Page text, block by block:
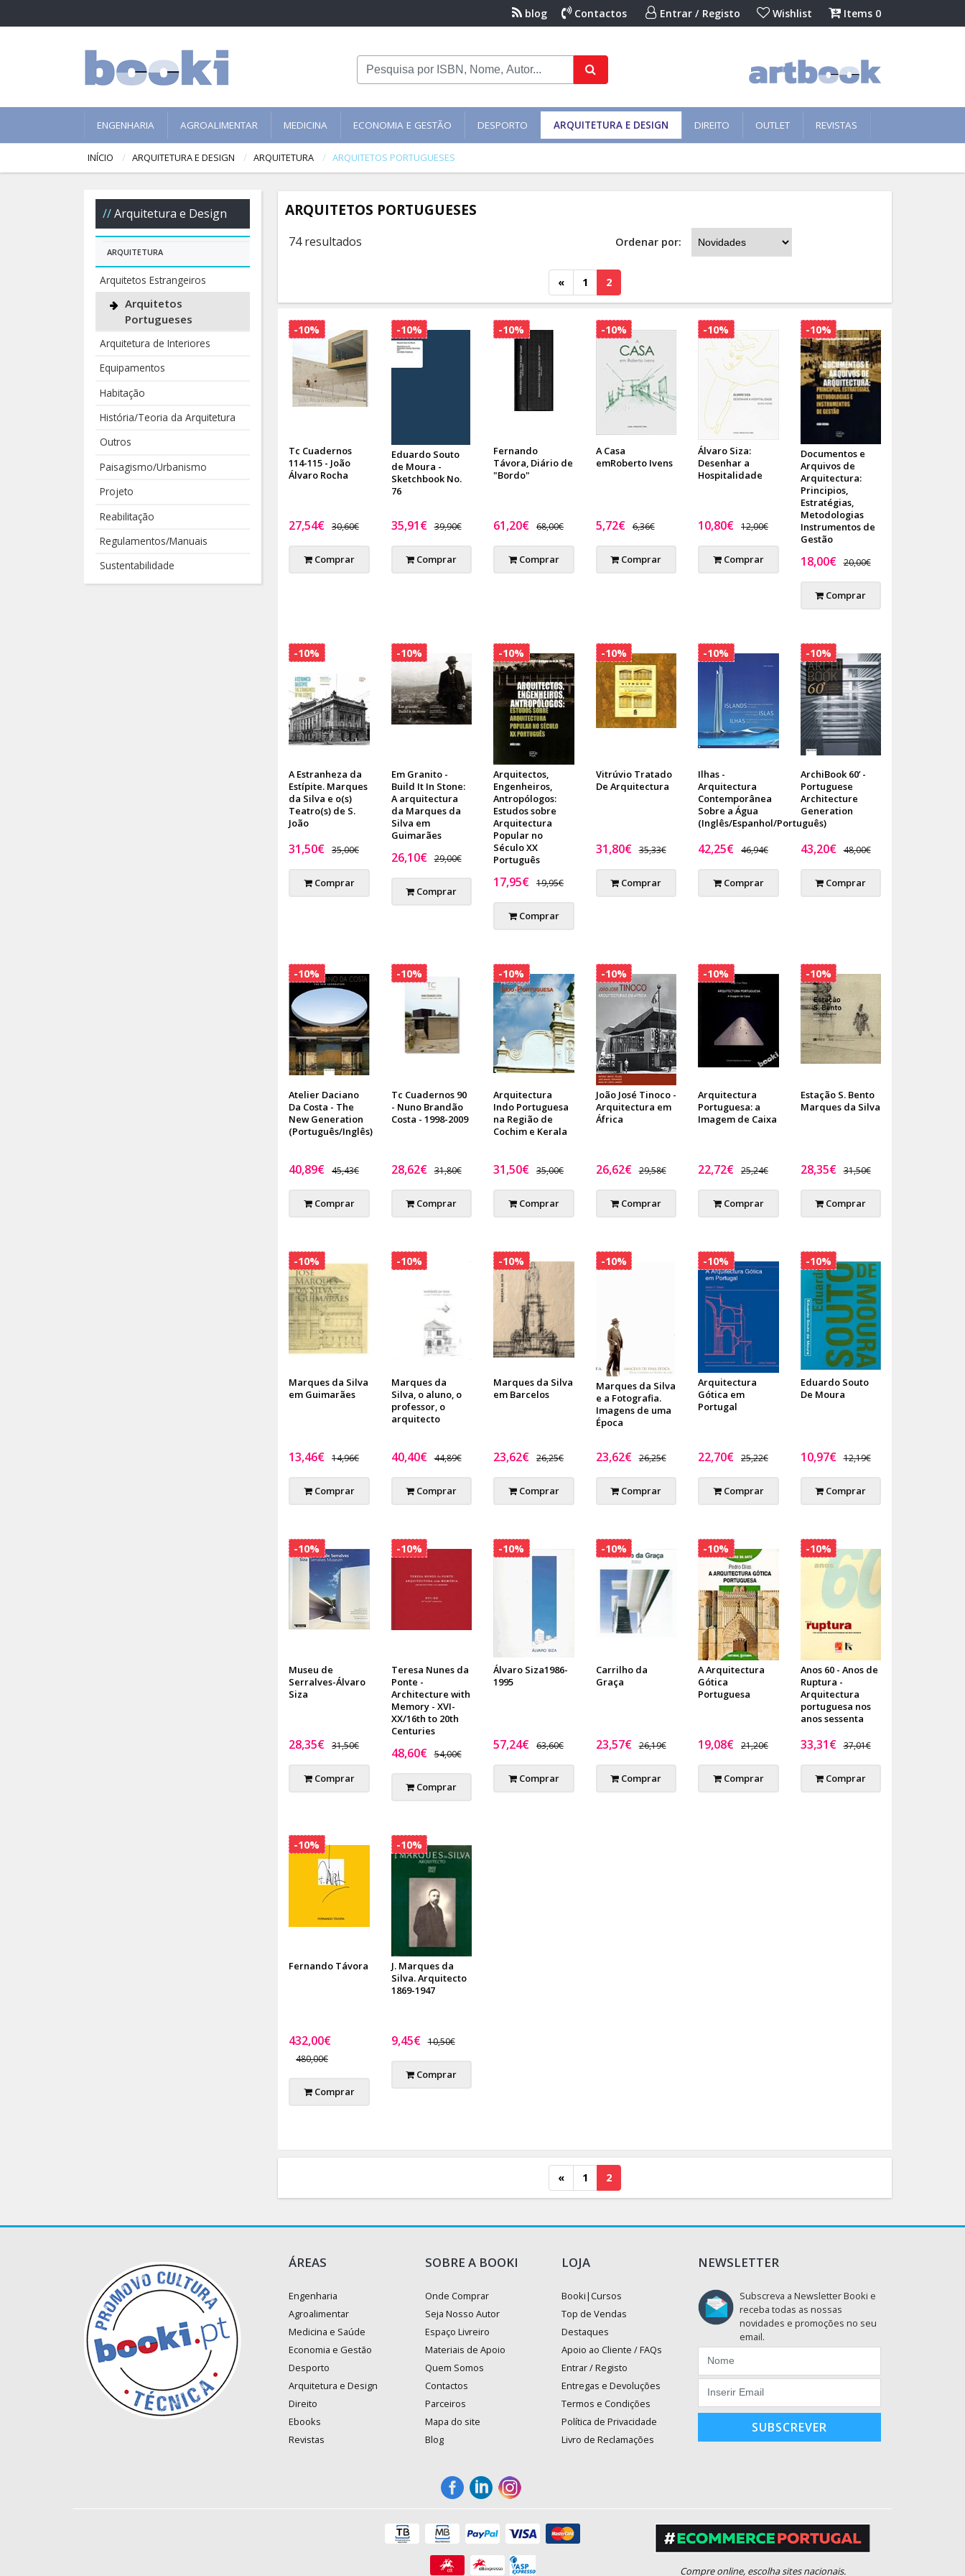
blog Contactos Entrar / Registo Wishlist Items 0
ENGENHARIA AGROALIMENTAR MEDICINA ECONOMIA E GESTÃO DESPORTO ARQUITETURA E DESIGN DIREITO OUTLET REVISTAS
INÍCIO ARQUITETURA E DESIGN ARQUITETURA ARQUITETOS PORTUGUESES
ARQUITETOS PORTUGUESES
74 resultados Ordenar por:
« 1 2
Tc Cuadernos
114-115 - João
Álvaro Rocha
27,54€ 30,60€
Comprar
-10%
Eduardo Souto
de Moura -
Sketchbook No.
76
35,91€ 39,90€
Comprar
-10%
Fernando
Távora, Diário de
"Bordo"
61,20€ 68,00€
Comprar
-10%
A Casa
emRoberto Ivens
5,72€ 6,36€
Comprar
-10%
Álvaro Siza:
Desenhar a
Hospitalidade
10,80€ 12,00€
Comprar
-10%
Documentos e
Arquivos de
Arquitectura:
Principios,
Estratégias,
Metodologias
Instrumentos de
Gestão
18,00€ 20,00€
Comprar
-10%
A Estranheza da
Estípite. Marques
da Silva e o(s)
Teatro(s) de S.
João
31,50€ 35,00€
Comprar
-10%
Em Granito -
Build It In Stone:
A arquitectura
da Marques da
Silva em
Guimarães
26,10€ 29,00€
Comprar
-10%
Arquitectos,
Engenheiros,
Antropólogos:
Estudos sobre
Arquitectura
Popular no
Século XX
Português
17,95€ 19,95€
Comprar
-10%
Vitrúvio Tratado
De Arquitectura
31,80€ 35,33€
Comprar
-10%
Ilhas -
Arquitectura
Contemporânea
Sobre a Água
(Inglês/Espanhol/Português)
42,25€ 46,94€
Comprar
-10%
ArchiBook 60’ -
Portuguese
Architecture
Generation
43,20€ 48,00€
Comprar
-10%
Atelier Daciano
Da Costa - The
New Generation
(Português/Inglês)
40,89€ 45,43€
Comprar
-10%
Tc Cuadernos 90
- Nuno Brandão
Costa - 1998-2009
28,62€ 31,80€
Comprar
-10%
Arquitectura
Indo Portuguesa
na Região de
Cochim e Kerala
31,50€ 35,00€
Comprar
-10%
João José Tinoco -
Arquitectura em
África
26,62€ 29,58€
Comprar
-10%
Arquitectura
Portuguesa: a
Imagem de Caixa
22,72€ 25,24€
Comprar
-10%
Estação S. Bento
Marques da Silva
28,35€ 31,50€
Comprar
-10%
Marques da Silva
em Guimarães
13,46€ 14,96€
Comprar
-10%
Marques da
Silva, o aluno, o
professor, o
arquitecto
40,40€ 44,89€
Comprar
-10%
Marques da Silva
em Barcelos
23,62€ 26,25€
Comprar
-10%
Marques da Silva
e a Fotografia.
Imagens de uma
Época
23,62€ 26,25€
Comprar
-10%
Arquitectura
Gótica em
Portugal
22,70€ 25,22€
Comprar
-10%
Eduardo Souto
De Moura
10,97€ 12,19€
Comprar
-10%
Museu de
Serralves-Álvaro
Siza
28,35€ 31,50€
Comprar
-10%
Teresa Nunes da
Ponte -
Architecture with
Memory - XVI-
XX/16th to 20th
Centuries
48,60€ 54,00€
Comprar
-10%
Álvaro Siza1986-
1995
57,24€ 63,60€
Comprar
-10%
Carrilho da
Graça
23,57€ 26,19€
Comprar
-10%
A Arquitectura
Gótica
Portuguesa
19,08€ 21,20€
Comprar
-10%
Anos 60 - Anos de
Ruptura -
Arquitectura
portuguesa nos
anos sessenta
33,31€ 37,01€
Comprar
-10%
Fernando Távora
432,00€
480,00€
Comprar
-10%
J. Marques da
Silva. Arquitecto
1869-1947
9,45€ 10,50€
Comprar
-10%
« 1 2
Arquitetura e Design
ARQUITETURA
Arquitetos Estrangeiros
Arquitetos
Portugueses
Arquitetura de Interiores
Equipamentos
Habitação
História/Teoria da Arquitetura
Outros
Paisagismo/Urbanismo
Projeto
Reabilitação
Regulamentos/Manuais
Sustentabilidade
ÁREAS
Engenharia
Agroalimentar
Medicina e Saúde
Economia e Gestão
Desporto
Arquitetura e Design
Direito
Ebooks
Revistas
SOBRE A BOOKI
Onde Comprar
Seja Nosso Autor
Espaço Livreiro
Materiais de Apoio
Quem Somos
Contactos
Parceiros
Mapa do site
Blog
LOJA
Booki|Cursos
Top de Vendas
Destaques
Apoio ao Cliente / FAQs
Entrar / Registo
Entregas e Devoluções
Termos e Condições
Política de Privacidade
Livro de Reclamações
NEWSLETTER
Subscreva a Newsletter Booki e
receba todas as nossas
novidades e promoções no seu
email.
SUBSCREVER
Compre online, escolha sites nacionais.